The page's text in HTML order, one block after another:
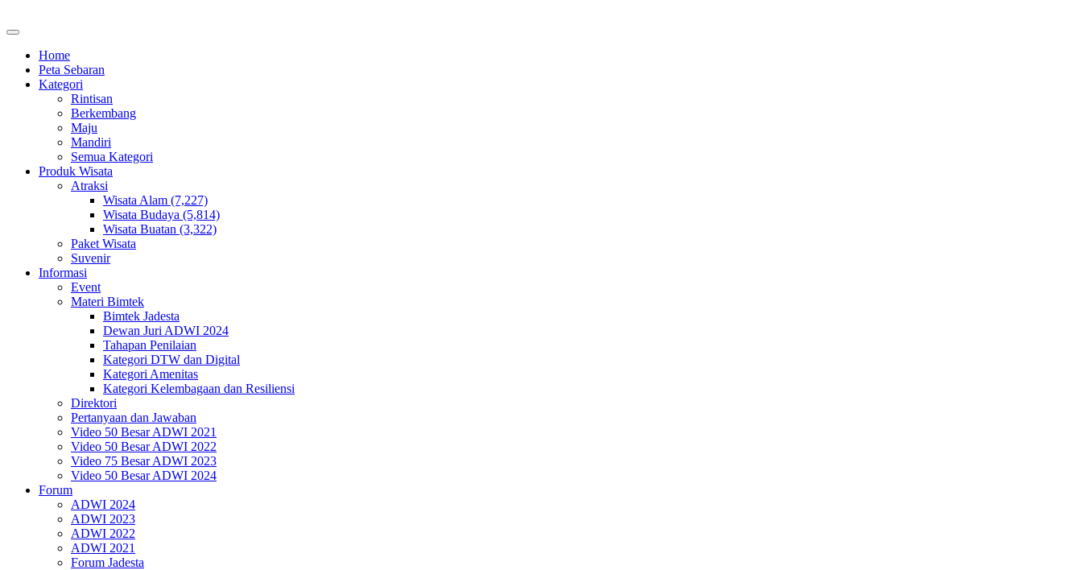
Home
Peta Sebaran
Kategori
Rintisan
Berkembang
Maju
Mandiri
Semua Kategori
Produk Wisata
Atraksi
Wisata Alam (7,227)
Wisata Budaya (5,814)
Wisata Buatan (3,322)
Paket Wisata
Suvenir
Informasi
Event
Materi Bimtek
Bimtek Jadesta
Dewan Juri ADWI 2024
Tahapan Penilaian
Kategori DTW dan Digital
Kategori Amenitas
Kategori Kelembagaan dan Resiliensi
Direktori
Pertanyaan dan Jawaban
Video 50 Besar ADWI 2021
Video 50 Besar ADWI 2022
Video 75 Besar ADWI 2023
Video 50 Besar ADWI 2024
Forum
ADWI 2024
ADWI 2023
ADWI 2022
ADWI 2021
Forum Jadesta